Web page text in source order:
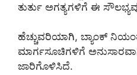
ತುರ್ತು ಅಗತ್ಯಗಳಿಗೆ ಈ
ಹೆಚ್ಚುವರಿಯಾಗಿ, ಬ್ಯಾಂಕ್
ಮಾರ್ಗಸೂಚಿಗಳಿಗೆ
ಜಾರಿಗೊಳಿಸಿದೆ.